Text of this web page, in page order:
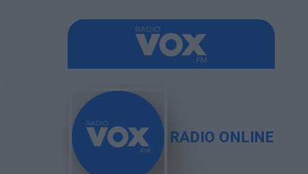
RADIO ONLINE